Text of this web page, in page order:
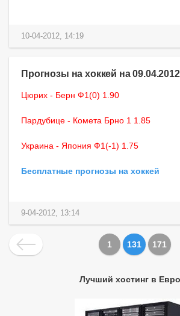
10-04-2012, 14:19
Прогнозы на хоккей на 09.04.2012
Цюрих - Берн Ф1(0) 1.90
Пардубице - Комета Брно 1 1.85
Украина - Япония Ф1(-1) 1.75
Бесплатные прогнозы на хоккей
9-04-2012, 13:14
1 131 171
Лучший хостинг в